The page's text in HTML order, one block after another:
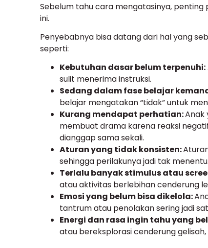
Sebelum tahu cara mengatasinya,
ini.
Penyebabnya bisa datang dari hal yang
seperti:
Kebutuhan dasar belum terpenuhi:
sulit menerima instruksi.
Sedang dalam fase belajar
belajar mengatakan “tidak” untuk
Kurang mendapat perhatian:Anak
membuat drama karena reaksi
dianggap sama sekali.
Aturan yang tidak konsisten:
sehingga perilakunya jadi tak menentu.
Terlalu banyak stimulus atau
atau aktivitas berlebihan cenderung
Emosi yang belum bisa dikelola:
tantrum atau penolakan sering jadi
Energi dan rasa ingin tahu yang
atau bereksplorasi cenderung